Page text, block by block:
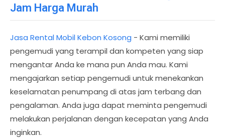
Jam Harga Murah
Jasa Rental Mobil Kebon Kosong - Kami memiliki
pengemudi yang terampil dan kompeten yang siap
mengantar Anda ke mana pun Anda mau. Kami
mengajarkan setiap pengemudi untuk menekankan
keselamatan penumpang di atas jam terbang dan
pengalaman. Anda juga dapat meminta pengemudi
melakukan perjalanan dengan kecepatan yang Anda
inginkan.